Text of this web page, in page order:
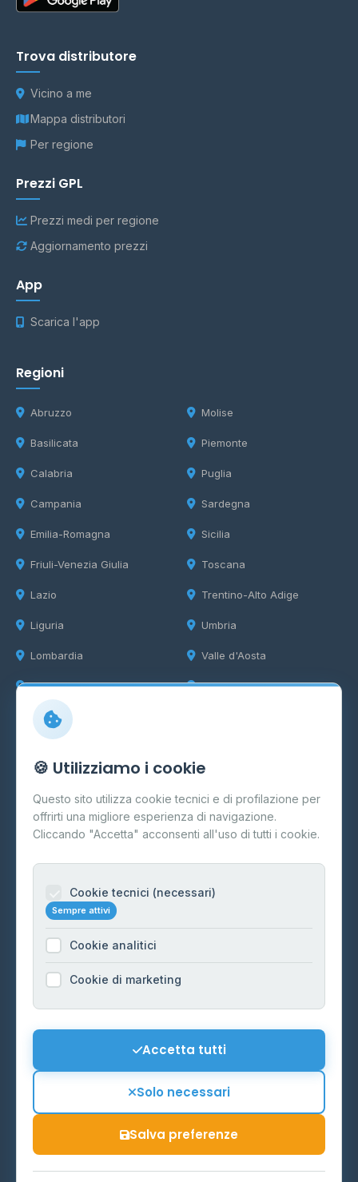
Trova distributore
Vicino a me
Mappa distributori
Per regione
Prezzi GPL
Prezzi medi per regione
Aggiornamento prezzi
App
Scarica l'app
Regioni
Abruzzo
Basilicata
Calabria
Campania
Emilia-Romagna
Friuli-Venezia Giulia
Lazio
Liguria
Lombardia
Marche
Molise
Piemonte
Puglia
Sardegna
Sicilia
Toscana
Trentino-Alto Adige
Umbria
Valle d'Aosta
Veneto
Info
Cos'è il GPL
FAQ
Contatti
Informazioni legali
Cookie Policy
Preferenze Cookie
Mappa del sito
🍪 Utilizziamo i cookie
Questo sito utilizza cookie tecnici e di profilazione per
offrirti una migliore esperienza di navigazione.
Cliccando "Accetta" acconsenti all'uso di tutti i cookie.
Cookie tecnici (necessari)
Sempre attivi
Cookie analitici
Cookie di marketing
Accetta tutti
Solo necessari
Salva preferenze